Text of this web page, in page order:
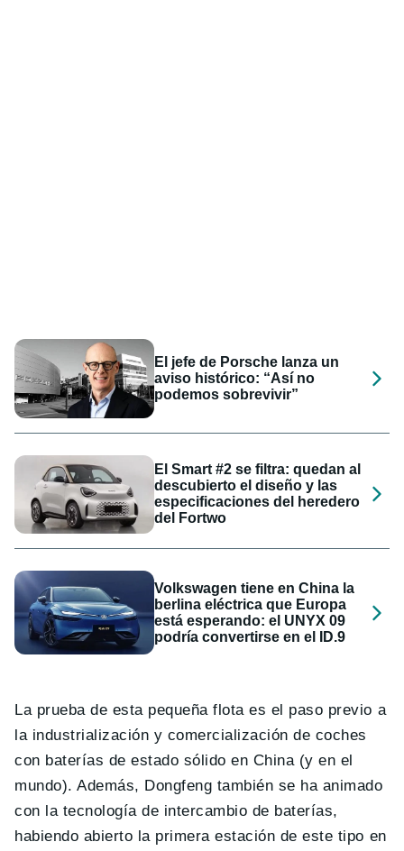
El jefe de Porsche lanza un
aviso histórico: “Así no
podemos sobrevivir”
El Smart #2 se filtra: quedan al
descubierto el diseño y las
especificaciones del heredero
del Fortwo
Volkswagen tiene en China la
berlina eléctrica que Europa
está esperando: el UNYX 09
podría convertirse en el ID.9
La prueba de esta pequeña flota es el paso previo a
la industrialización y comercialización de coches
con baterías de estado sólido en China (y en el
mundo). Además, Dongfeng también se ha animado
con la tecnología de intercambio de baterías,
habiendo abierto la primera estación de este tipo en